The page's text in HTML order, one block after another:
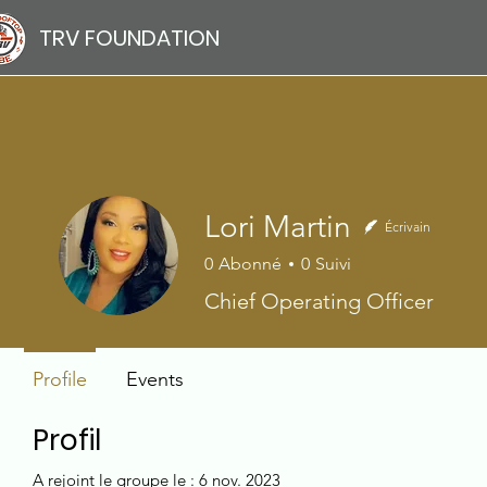
TRV FOUNDATION
Profil
A rejoint le groupe le : 6 nov. 2023
Lori Martin Écrivain
0 Abonné 0 Suivi
Chief Operating Officer
Profile Events